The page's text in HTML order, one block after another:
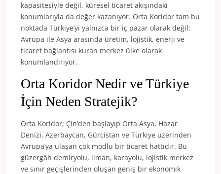
kapasitesiyle değil, küresel ticaret akışındaki
konumlarıyla da değer kazanıyor. Orta Koridor tam bu
noktada Türkiye’yi yalnızca bir iç pazar olarak değil;
Avrupa ile Asya arasında üretim, lojistik, enerji ve
ticaret bağlantısı kuran merkez ülke olarak
konumlandırıyor.
Orta Koridor Nedir ve Türkiye
İçin Neden Stratejik?
Orta Koridor; Çin’den başlayıp Orta Asya, Hazar
Denizi, Azerbaycan, Gürcistan ve Türkiye üzerinden
Avrupa’ya ulaşan çok modlu bir ticaret hattıdır. Bu
güzergâh demiryolu, liman, karayolu, lojistik merkez
ve sınır geçişlerinden oluşan geniş bir ekonomik